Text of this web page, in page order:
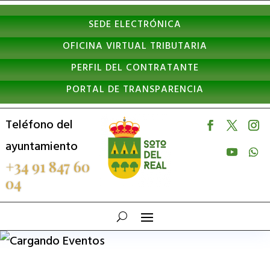
Nota:
este
sitio
web
incluye
un
sistema
de
accesibilidad.
SEDE ELECTRÓNICA
OFICINA VIRTUAL TRIBUTARIA
PERFIL DEL CONTRATANTE
PORTAL DE TRANSPARENCIA
Teléfono del
ayuntamiento
+34 91 847 60
04